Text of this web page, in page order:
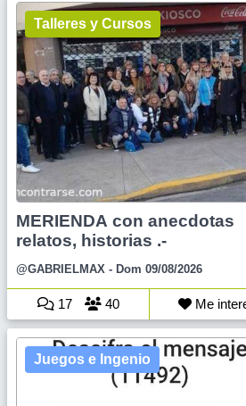
Talleres y Cursos
MERIENDA con anecdotas
relatos, historias .-
@GABRIELMAX - Dom 09/08/2026
17 40 Me
Juegos e Ingenio